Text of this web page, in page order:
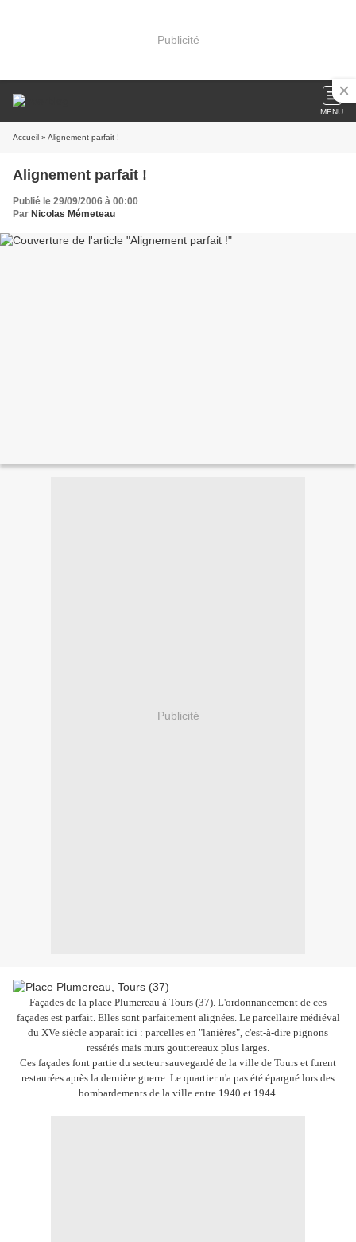
Publicité
MENU
Accueil » Alignement parfait !
Alignement parfait !
Publié le 29/09/2006 à 00:00
Par Nicolas Mémeteau
Publicité
Façades de la place Plumereau à Tours (37). L'ordonnancement de ces
façades est parfait. Elles sont parfaitement alignées. Le parcellaire médiéval
du XVe siècle apparaît ici : parcelles en "lanières", c'est-à-dire pignons
ressérés mais murs gouttereaux plus larges.
Ces façades font partie du secteur sauvegardé de la ville de Tours et furent
restaurées après la dernière guerre. Le quartier n'a pas été épargné lors des
bombardements de la ville entre 1940 et 1944.